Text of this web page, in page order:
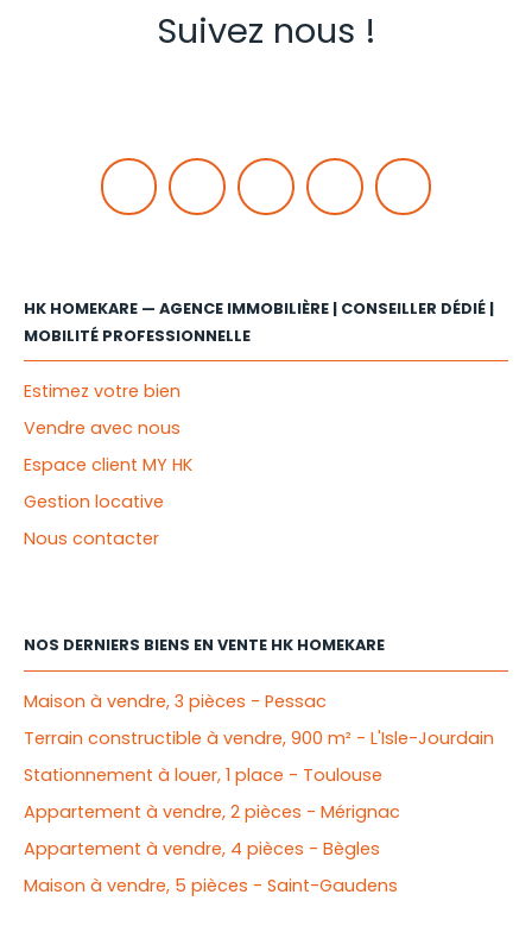
Suivez nous !
HK HOMEKARE — AGENCE IMMOBILIÈRE | CONSEILLER DÉDIÉ |
MOBILITÉ PROFESSIONNELLE
Estimez votre bien
Vendre avec nous
Espace client MY HK
Gestion locative
Nous contacter
NOS DERNIERS BIENS EN VENTE HK HOMEKARE
Maison à vendre, 3 pièces - Pessac
Terrain constructible à vendre, 900 m² - L'Isle-Jourdain
Stationnement à louer, 1 place - Toulouse
Appartement à vendre, 2 pièces - Mérignac
Appartement à vendre, 4 pièces - Bègles
Maison à vendre, 5 pièces - Saint-Gaudens